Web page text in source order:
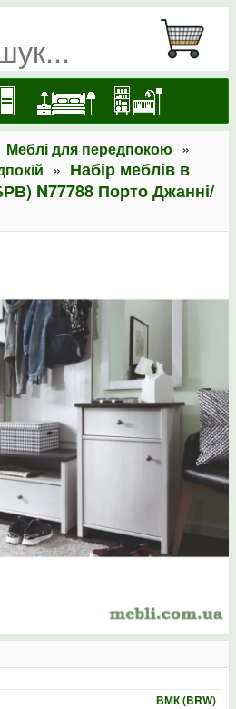
Меблі для передпокою »
» Набір меблів в
N77788 Порто Джанні/
ВМК (BRW)